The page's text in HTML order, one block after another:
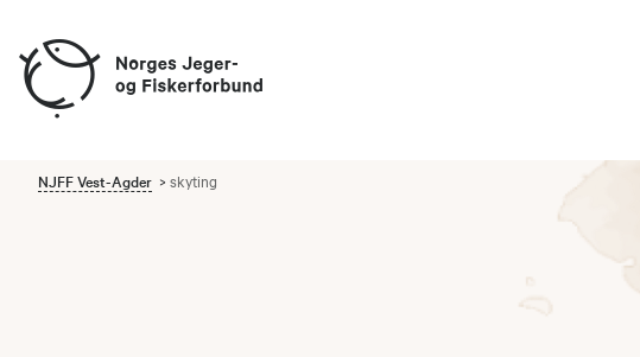
NJFF Vest-Agder skyting